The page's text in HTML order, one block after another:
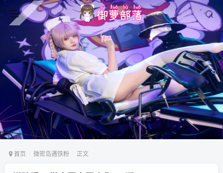
首页 微密岛遇铁粉 正文